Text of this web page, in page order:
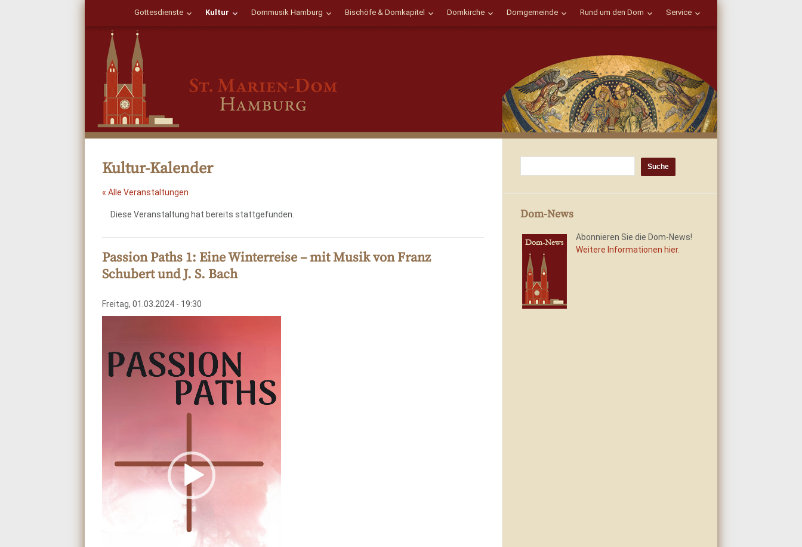
Gottesdienste Kultur Dommusik Hamburg Bischöfe & Domkapitel Domkirche Domgemeinde Rund um den Dom Service
Kultur-Kalender
« Alle Veranstaltungen
Diese Veranstaltung hat bereits stattgefunden.
Passion Paths 1: Eine Winterreise – mit Musik von Franz
Schubert und J. S. Bach
Freitag, 01.03.2024 - 19:30
Dom-News
Abonnieren Sie die Dom-News!
Weitere Informationen hier.